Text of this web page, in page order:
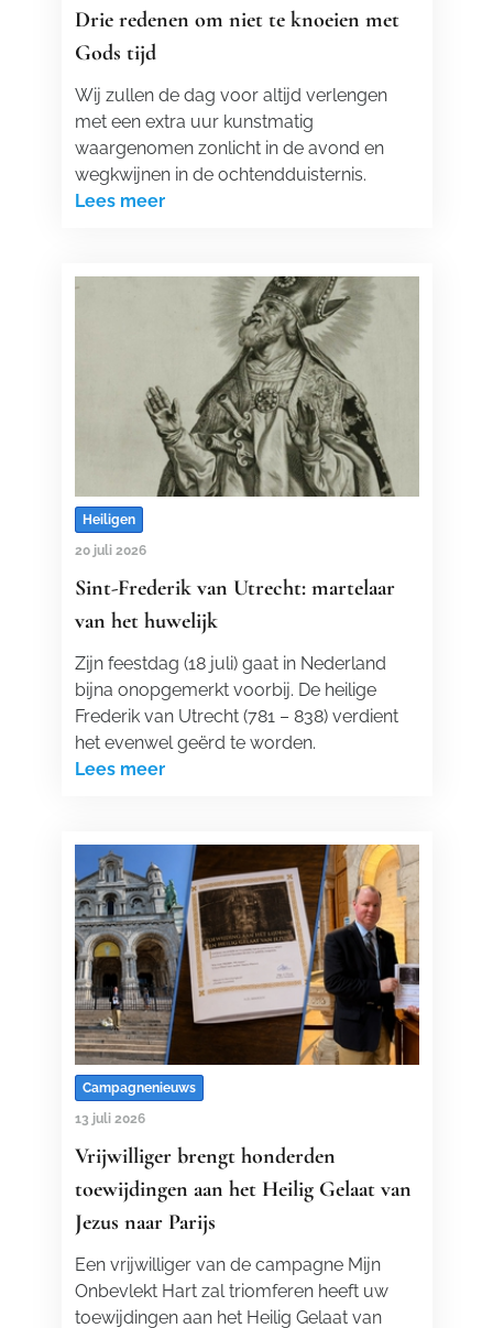
Drie redenen om niet te knoeien met
Gods tijd
Wij zullen de dag voor altijd verlengen
met een extra uur kunstmatig
waargenomen zonlicht in de avond en
wegkwijnen in de ochtendduisternis.
Lees meer
Heiligen
20 juli 2026
Sint-Frederik van Utrecht: martelaar
van het huwelijk
Zijn feestdag (18 juli) gaat in Nederland
bijna onopgemerkt voorbij. De heilige
Frederik van Utrecht (781 – 838) verdient
het evenwel geërd te worden.
Lees meer
Campagnenieuws
13 juli 2026
Vrijwilliger brengt honderden
toewijdingen aan het Heilig Gelaat van
Jezus naar Parijs
Een vrijwilliger van de campagne Mijn
Onbevlekt Hart zal triomferen heeft uw
toewijdingen aan het Heilig Gelaat van